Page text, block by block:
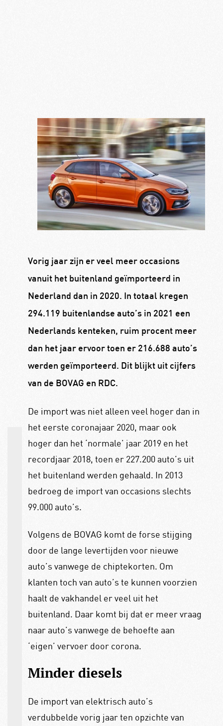
Vorig jaar zijn er veel meer occasions
vanuit het buitenland geïmporteerd in
Nederland dan in 2020. In totaal kregen
294.119 buitenlandse auto’s in 2021 een
Nederlands kenteken, ruim procent meer
dan het jaar ervoor toen er 216.688 auto’s
werden geïmporteerd. Dit blijkt uit cijfers
van de BOVAG en RDC.
De import was niet alleen veel hoger dan in
het eerste coronajaar 2020, maar ook
hoger dan het ‘normale’ jaar 2019 en het
recordjaar 2018, toen er 227.200 auto’s uit
het buitenland werden gehaald. In 2013
bedroeg de import van occasions slechts
99.000 auto’s.
Volgens de BOVAG komt de forse stijging
door de lange levertijden voor nieuwe
auto’s vanwege de chiptekorten. Om
klanten toch van auto’s te kunnen voorzien
haalt de vakhandel er veel uit het
buitenland. Daar komt bij dat er meer vraag
naar auto’s vanwege de behoefte aan
‘eigen’ vervoer door corona.
Minder diesels
De import van elektrisch auto’s
verdubbelde vorig jaar ten opzichte van